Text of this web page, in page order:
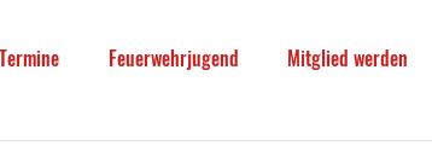
Termine Feuerwehrjugend Mitglied werden